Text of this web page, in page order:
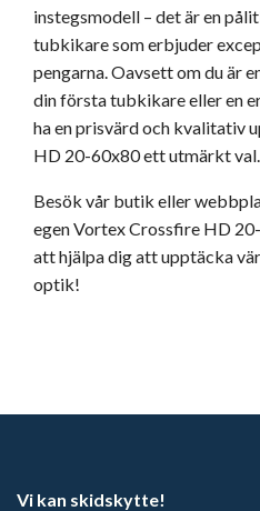
instegsmodell – det är en
tubkikare som erbjuder
pengarna. Oavsett om du är
din första tubkikare eller en
ha en prisvärd och kvalitativ
HD 20-60x80 ett utmärkt val.
Besök vår butik eller
egen Vortex Crossfire HD
att hjälpa dig att upptäcka
optik!
Vi kan skidskytte!